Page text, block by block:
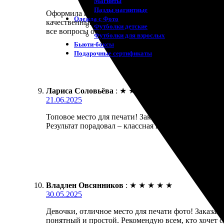
Пазлы магнитные
Одежда с Фото
Футболки детские
Футболки для взрослых
Бьюти-боксы
Подарочные сертификаты
Оформила печать на холсте и осталась довольна.
качественный результат. Картинка яркая и
все вопросы ответили. Рекомендую всем, кто хочет
Лариса Соловьёва : ★ ★
21.06.2025
Топовое место для печати! Заказала холст 20х45,
Результат порадовал – классная цветопередача и
Владлен Овсянников : ★ ★ ★ ★ ★
30.05.2025
Девочки, отличное место для печати фото!
понятный и простой. Рекомендую всем, кто хочет